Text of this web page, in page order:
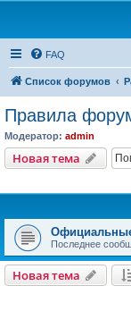
FAQ
Список форумов
Правила
Модератор: admin
Новая тема
Последнее
Новая тема